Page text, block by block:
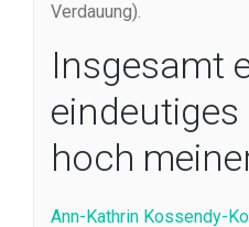
Verdauung).
Insgesamt
eindeutiges
hoch
Ann-Kathrin Kossendy-